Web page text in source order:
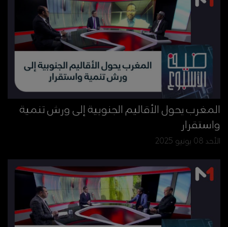
المغرب يحول الأقاليم الجنوبية إلى ورش تنمية
واستقرار
الأحد 08 يونيو 2025